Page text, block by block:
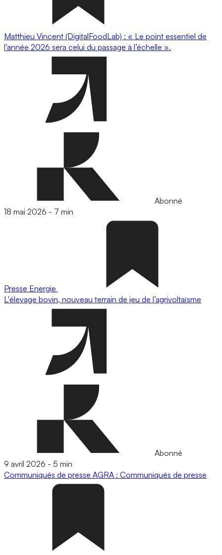
Matthieu Vincent (DigitalFoodLab) : « Le point essentiel de
l’année 2026 sera celui du passage à l’échelle ».
Abonné
18 mai 2026 - 7 min
Presse Energie
L'élevage bovin, nouveau terrain de jeu de l’agrivoltaïsme
Abonné
9 avril 2026 - 5 min
Communiqués de presse AGRA : Communiqués de presse